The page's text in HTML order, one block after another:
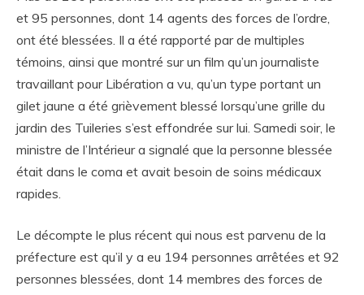
et 95 personnes, dont 14 agents des forces de l’ordre,
ont été blessées. Il a été rapporté par de multiples
témoins, ainsi que montré sur un film qu’un journaliste
travaillant pour Libération a vu, qu’un type portant un
gilet jaune a été grièvement blessé lorsqu’une grille du
jardin des Tuileries s’est effondrée sur lui. Samedi soir, le
ministre de l’Intérieur a signalé que la personne blessée
était dans le coma et avait besoin de soins médicaux
rapides.
Le décompte le plus récent qui nous est parvenu de la
préfecture est qu’il y a eu 194 personnes arrêtées et 92
personnes blessées, dont 14 membres des forces de